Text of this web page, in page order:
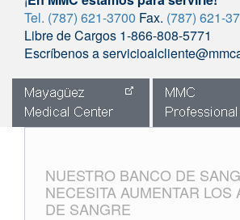
Tel. (787) 621-3700 Fax. (787) 621-
Libre de Cargos 1-866-808-5771
Escríbenos a
contentNUESTRO BANCO DE
NECESITA AUMENTAR LOS
DE SANGRE